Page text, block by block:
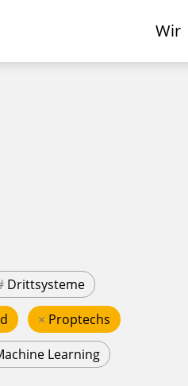
Wir
Drittsysteme
× Proptechs
Learning